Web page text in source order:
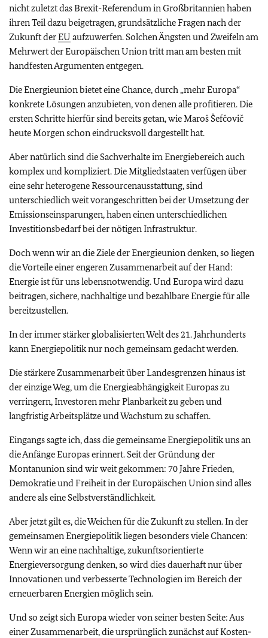
nicht zuletzt das Brexit-Referendum in Großbritannien haben
ihren Teil dazu beigetragen, grundsätzliche Fragen nach der
Zukunft derEU aufzuwerfen. Solchen Ängsten und Zweifeln am
Mehrwert der Europäischen Union tritt man am besten mit
handfesten Argumenten entgegen.
Die Energieunion bietet eine Chance, durch „mehr Europa“
konkrete Lösungen anzubieten, von denen alle profitieren. Die
ersten Schritte hierfür sind bereits getan, wie Maroš Šefčovič
heute Morgen schon eindrucksvoll dargestellt hat.
Aber natürlich sind die Sachverhalte im Energiebereich auch
komplex und kompliziert. Die Mitgliedstaaten verfügen über
eine sehr heterogene Ressourcenausstattung, sind
unterschiedlich weit vorangeschritten bei der Umsetzung der
Emissionseinsparungen, haben einen unterschiedlichen
Investitionsbedarf bei der nötigen Infrastruktur.
Doch wenn wir an die Ziele der Energieunion denken, so liegen
die Vorteile einer engeren Zusammenarbeit auf der Hand:
Energie ist für uns lebensnotwendig. Und Europa wird dazu
beitragen, sichere, nachhaltige und bezahlbare Energie für alle
bereitzustellen.
In der immer stärker globalisierten Welt des 21. Jahrhunderts
kann Energiepolitik nur noch gemeinsam gedacht werden.
Die stärkere Zusammenarbeit über Landesgrenzen hinaus ist
der einzige Weg, um die Energieabhängigkeit Europas zu
verringern, Investoren mehr Planbarkeit zu geben und
langfristig Arbeitsplätze und Wachstum zu schaffen.
Eingangs sagte ich, dass die gemeinsame Energiepolitik uns an
die Anfänge Europas erinnert. Seit der Gründung der
Montanunion sind wir weit gekommen: 70 Jahre Frieden,
Demokratie und Freiheit in der Europäischen Union sind alles
andere als eine Selbstverständlichkeit.
Aber jetzt gilt es, die Weichen für die Zukunft zu stellen. In der
gemeinsamen Energiepolitik liegen besonders viele Chancen:
Wenn wir an eine nachhaltige, zukunftsorientierte
Energieversorgung denken, so wird dies dauerhaft nur über
Innovationen und verbesserte Technologien im Bereich der
erneuerbaren Energien möglich sein.
Und so zeigt sich Europa wieder von seiner besten Seite: Aus
einer Zusammenarbeit, die ursprünglich zunächst auf Kosten-